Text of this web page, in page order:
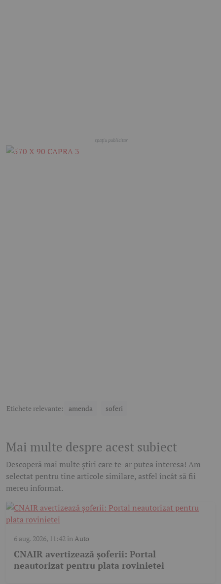
Etichete relevante: amenda soferi
Mai multe despre acest subiect
Descoperă mai multe știri care te-ar putea interesa! Am
selectat pentru tine articole similare, astfel încât să fii
mereu informat.
6 aug. 2026, 11:42 în Auto
CNAIR avertizează șoferii: Portal
neautorizat pentru plata rovinietei